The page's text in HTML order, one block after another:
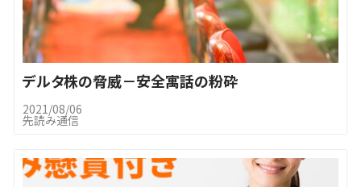
デルタ株の脅威－安全寓話の粉砕
2021/08/06
先読み通信